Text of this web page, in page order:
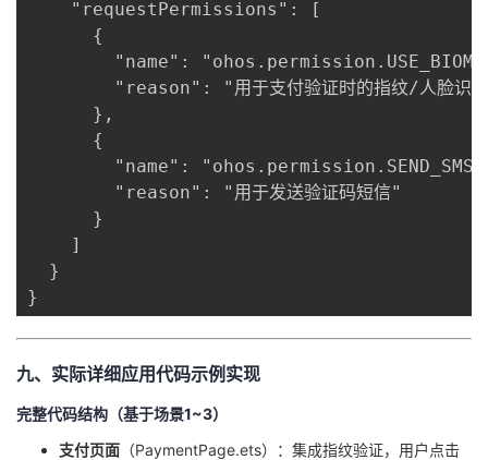
    "requestPermissions": [
      {
"name":
"reason": "用于支付验证时的指纹/人脸识
      },
      {
"name": "ohos.permission.SEND_SMS",
        "reason": "用于发送验证码短信"
      }
    ]
  }
}
九、实际详细应用代码示例实现
完整代码结构（基于场景1~3）
​支付页面​ ​（PaymentPage.ets）：集成指纹验证，用户点击